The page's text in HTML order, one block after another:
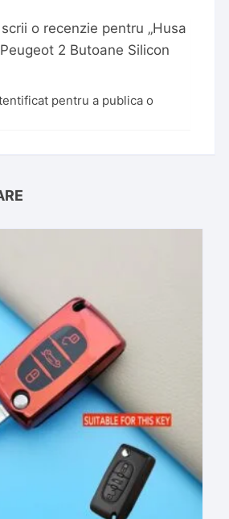
o recenzie pentru „Husa
2 Butoane Silicon
pentru a publica o